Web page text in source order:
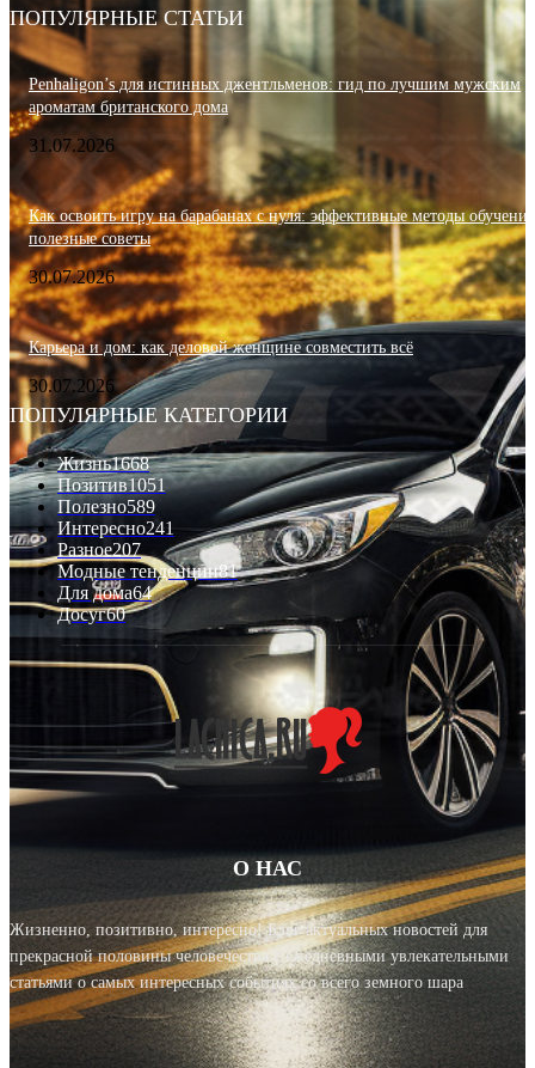
ПОПУЛЯРНЫЕ СТАТЬИ
Penhaligon’s для истинных джентльменов: гид по лучшим мужским
ароматам британского дома
31.07.2026
Как освоить игру на барабанах с нуля: эффективные методы
полезные советы
30.07.2026
Карьера и дом: как деловой женщине совместить всё
30.07.2026
ПОПУЛЯРНЫЕ КАТЕГОРИИ
Жизнь1668
Позитив1051
Полезно589
Интересно241
Разное207
Модные тенденции81
Для дома64
Досуг60
О НАС
Жизненно, позитивно, интересно! Блог актуальных новостей для
прекрасной половины человечества с ежедневными увлекательными
статьями о самых интересных событиях со всего земного шара